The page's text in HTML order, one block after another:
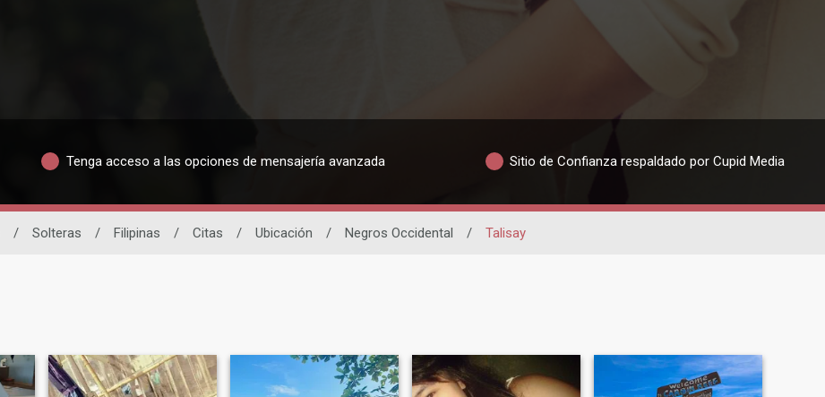
Tenga acceso a las opciones de mensajería avanzada Sitio de Confianza respaldado por Cupid Media
/ Solteras / Filipinas / Citas / Ubicación / Negros Occidental / Talisay